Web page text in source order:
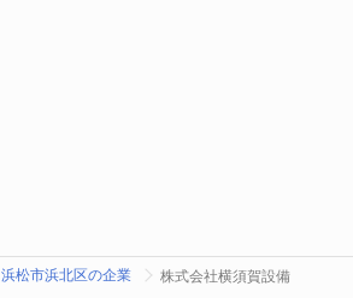
浜松市浜北区の企業 株式会社横須賀設備